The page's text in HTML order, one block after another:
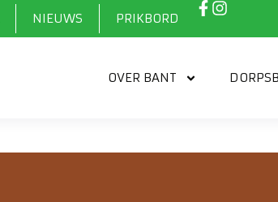
NIEUWS PRIKBORD
OVER BANT